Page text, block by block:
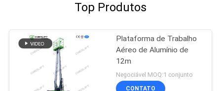
Top Produtos
Plataforma de Trabalho
Aéreo de Alumínio de
12m
Negociável MOQ:1 conjunto
CONTATO